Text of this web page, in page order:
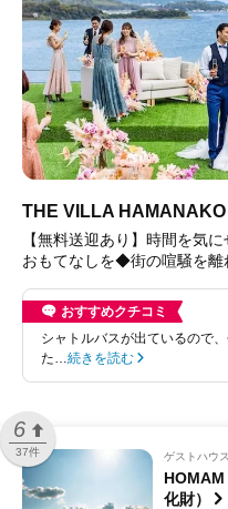
THE VILLA HAMANAKO
【無料送迎あり】時間を気
おもてなしを◆街の喧騒を離
おすすめクチコミ
シャトルバスが出ているので
た… 続きを読む
6
37件 ゲストハウス
化財）